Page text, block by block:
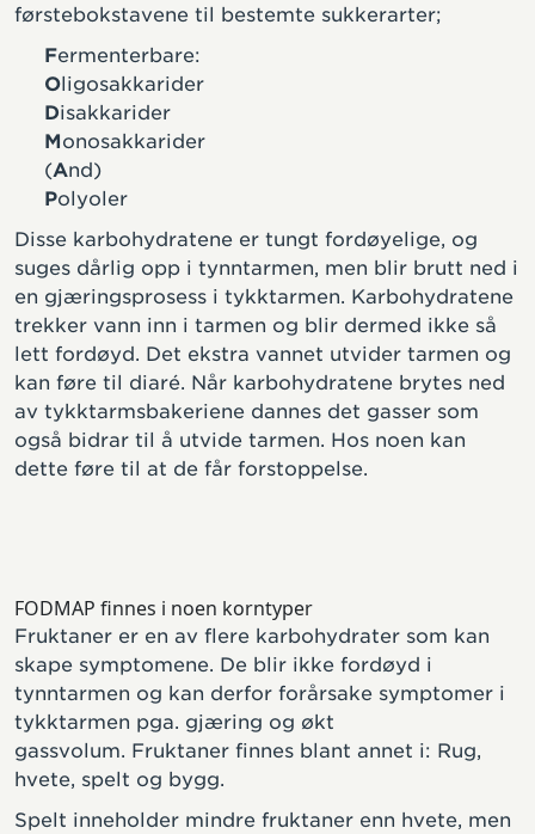
førstebokstavene til bestemte sukkerarter;
Fermenterbare:
O ligosakkarider
Disakkarider
Monosakkarider
(And)
Polyoler
Disse karbohydratene er tungt fordøyelige, og
suges dårlig opp i tynntarmen, men blir brutt ned i
en gjæringsprosess i tykktarmen. Karbohydratene
trekker vann inn i tarmen og blir dermed ikke så
lett fordøyd. Det ekstra vannet utvider tarmen og
kan føre til diaré. Når karbohydratene brytes ned
av tykktarmsbakeriene dannes det gasser som
også bidrar til å utvide tarmen. Hos noen kan
dette føre til at de får forstoppelse.
FODMAP finnes i noen korntyper
Fruktaner er en av flere karbohydrater som kan
skape symptomene. De blir ikke fordøyd i
tynntarmen og kan derfor forårsake symptomer i
tykktarmen pga. gjæring og økt
gassvolum. Fruktaner finnes blant annet i: Rug,
hvete, spelt og bygg.
Spelt inneholder mindre fruktaner enn hvete, men